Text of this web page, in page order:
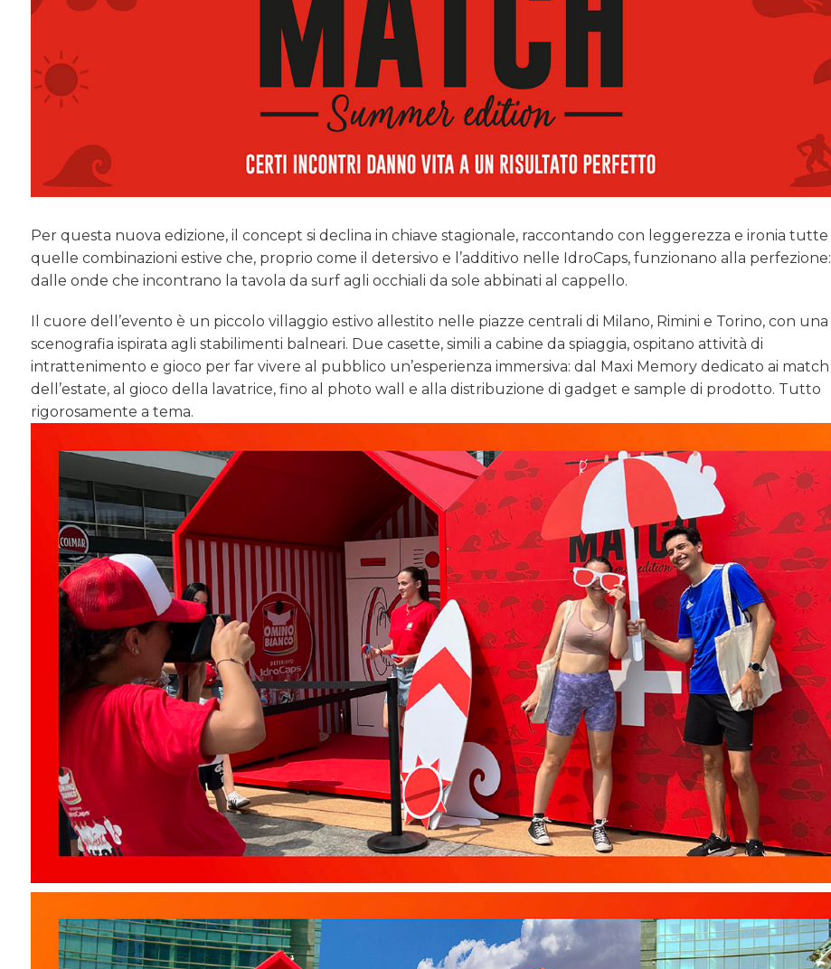
Per questa nuova edizione, il concept si declina in chiave stagionale, raccontando con leggerezza e ironia tutte
quelle combinazioni estive che, proprio come il detersivo e l’additivo nelle IdroCaps, funzionano alla perfezione:
dalle onde che incontrano la tavola da surf agli occhiali da sole abbinati al cappello.
Il cuore dell’evento è un piccolo villaggio estivo allestito nelle piazze centrali di Milano, Rimini e Torino, con una
scenografia ispirata agli stabilimenti balneari. Due casette, simili a cabine da spiaggia, ospitano attività di
intrattenimento e gioco per far vivere al pubblico un’esperienza immersiva: dal Maxi Memory dedicato ai match
dell’estate, al gioco della lavatrice, fino al photo wall e alla distribuzione di gadget e sample di prodotto. Tutto
rigorosamente a tema.